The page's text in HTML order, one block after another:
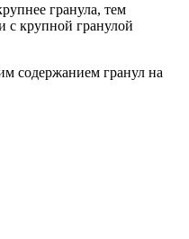
гранула, тем
с крупной гранулой
содержанием гранул на